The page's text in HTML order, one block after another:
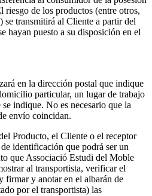
de los productos (entre otros,
se transmitirá al Cliente a partir del
hayan puesto a su disposición en el
en la dirección postal que indique
particular, un lugar de trabajo
indique. No es necesario que la
envío coincidan.
Producto, el Cliente o el receptor
identificación que podrá ser un
que Associació Estudi del Moble
al transportista, verificar el
firmar y anotar en el albarán de
por el transportista) las